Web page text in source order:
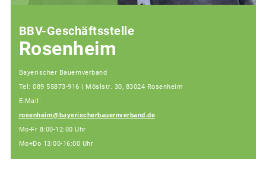
BBV-Geschäftsstelle
Rosenheim
Bayerischer Bauernverband
Tel: 089 55873-916 | Möslstr. 30, 83024 Rosenheim
E-Mail:
rosenheim@bayerischerbauernverband.de
Mo-Fr 8:00-12:00 Uhr
Mo+Do 13:00-16:00 Uhr